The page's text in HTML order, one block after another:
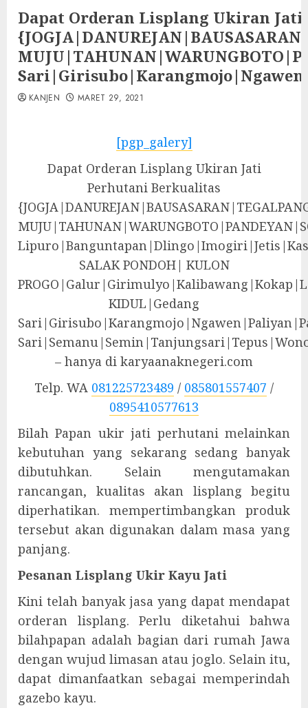
Dapat Orderan Lisplang Ukiran
KANJEN MARET 29, 2021
[pgp_galery]
Dapat Orderan Lisplang Ukiran Jati
Perhutani Berkualitas
SALAK PONDOH| KULON
KIDUL|Gedang
– hanya di karyaanaknegeri.com
Telp. WA 081225723489 / 085801557407 /
0895410577613
Bilah Papan ukir jati perhutani melainkan
kebutuhan yang sekarang sedang banyak
dibutuhkan. Selain mengutamakan
rancangan, kualitas akan lisplang begitu
diperhatikan. mempertimbangkan produk
tersebut akan digunakan dalam masa yang
panjang.
Pesanan Lisplang Ukir Kayu Jati
Kini telah banyak jasa yang dapat mendapat
orderan lisplang. Perlu diketahui bahwa
bilahpapan adalah bagian dari rumah Jawa
dengan wujud limasan atau joglo. Selain itu,
dapat dimanfaatkan sebagai memperindah
gazebo kayu.